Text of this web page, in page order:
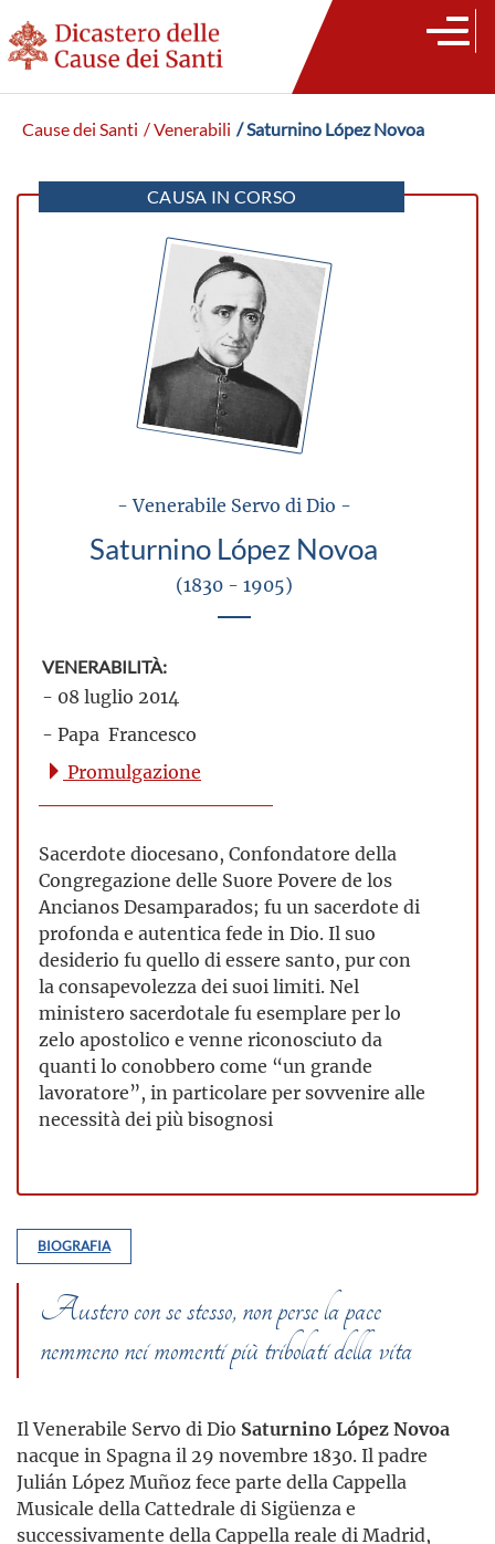
Cause dei Santi / Venerabili / Saturnino López Novoa
CAUSA IN CORSO
- Venerabile Servo di Dio -
Saturnino López Novoa
(1830 - 1905)
VENERABILITÀ:
- 08 luglio 2014
- Papa Francesco
Promulgazione
Sacerdote diocesano, Confondatore della
Congregazione delle Suore Povere de los
Ancianos Desamparados; fu un sacerdote di
profonda e autentica fede in Dio. Il suo
desiderio fu quello di essere santo, pur con
la consapevolezza dei suoi limiti. Nel
ministero sacerdotale fu esemplare per lo
zelo apostolico e venne riconosciuto da
quanti lo conobbero come “un grande
lavoratore”, in particolare per sovvenire alle
necessità dei più bisognosi
BIOGRAFIA
Austero con se stesso, non perse la pace
nemmeno nei momenti più tribolati della vita
Il Venerabile Servo di Dio Saturnino López Novoa
nacque in Spagna il 29 novembre 1830. Il padre
Julián López Muñoz fece parte della Cappella
Musicale della Cattedrale di Sigüenza e
successivamente della Cappella reale di Madrid,